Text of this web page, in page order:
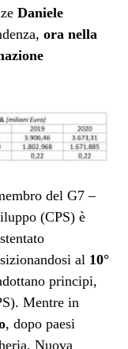
Daniele
ora nella
del G7 –
(CPS) è
al 10°
principi,
Mentre in
, dopo paesi
Nuova